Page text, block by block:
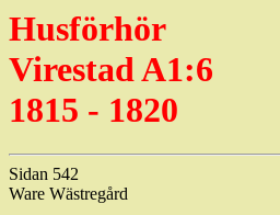
Husförhör
VirestadA1:6
1815 - 1820
Sidan 542
Ware Wästregård